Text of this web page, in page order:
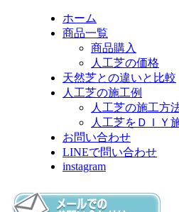
ホーム
商品一覧
商品購入
人工芝の価格
天然芝との違いと比較
人工芝の施工例
人工芝の施工方
人工芝をＤＩＹ
お問い合わせ
LINEで問い合わせ
instagram